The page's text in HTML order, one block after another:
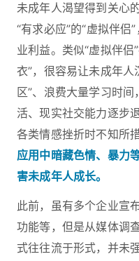
未成年人渴望得到关心
“有求必应”的“虚拟伴侣
业利益。类似“虚拟伴侣
衣”，很容易让未成年
区”、浪费大量学习时
活、现实社交能力逐步
各类情感挫折时不知所措
应用中暗藏色情、暴力
害未成年人成长。
此前，虽有多个企业宣
功能等，但是从媒体调
式往往流于形式，并未